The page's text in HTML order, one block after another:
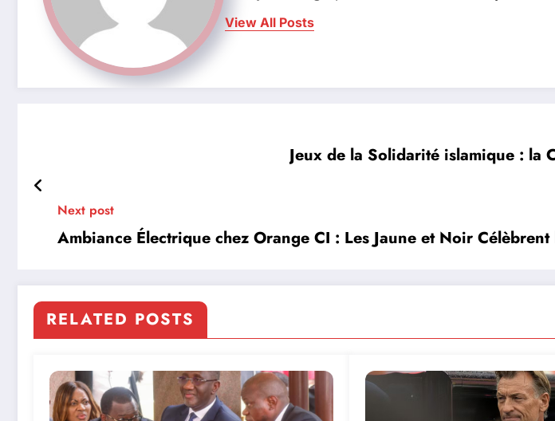
View All Posts
Jeux de la Solidarité islamique : la
Next post
Ambiance Électrique chez Orange CI : Les Jaune et Noir
RELATED POSTS